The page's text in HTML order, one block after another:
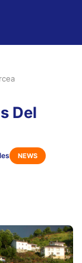
Del
NEWS